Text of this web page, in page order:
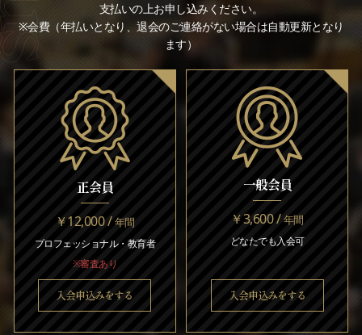
支払いの上お申し込みください。
※会費（年払いとなり、退会のご連絡がない場合は自動更新となり
ます）
正会員
￥12,000 /年間
プロフェッショナル・教育者
※審査あり
入会申込みをする
一般会員
￥3,600 /年間
どなたでも入会可
入会申込みをする